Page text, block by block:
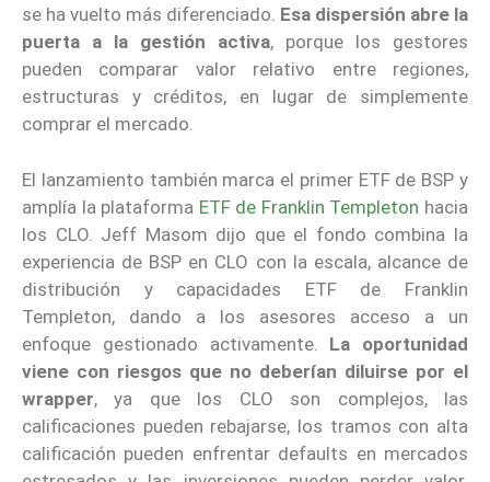
se ha vuelto más diferenciado. Esa dispersión abre la
puerta a la gestión activa, porque los gestores
pueden comparar valor relativo entre regiones,
estructuras y créditos, en lugar de simplemente
comprar el mercado.
El lanzamiento también marca el primer ETF de BSP y
amplía la plataforma ETF de Franklin Templeton hacia
los CLO. Jeff Masom dijo que el fondo combina la
experiencia de BSP en CLO con la escala, alcance de
distribución y capacidades ETF de Franklin
Templeton, dando a los asesores acceso a un
enfoque gestionado activamente. La oportunidad
viene con riesgos que no deberían diluirse por el
wrapper, ya que los CLO son complejos, las
calificaciones pueden rebajarse, los tramos con alta
calificación pueden enfrentar defaults en mercados